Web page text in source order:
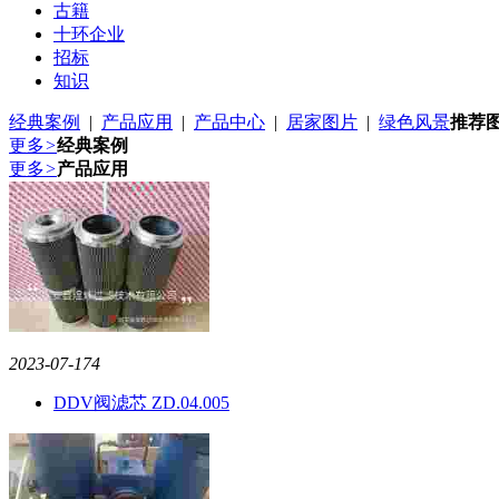
古籍
十环企业
招标
知识
经典案例 | 产品应用 | 产品中心 | 居家图片 | 绿色风景推荐
更多>经典案例
更多>产品应用
2023-07-174
DDV阀滤芯 ZD.04.005